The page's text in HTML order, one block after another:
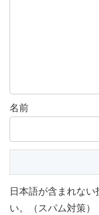
名前
日本語が含まれな
い。（スパム対策）